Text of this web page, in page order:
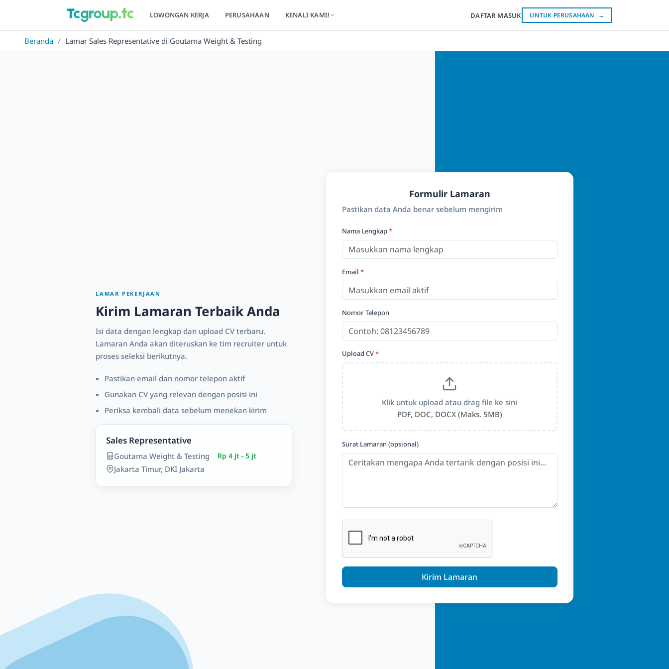
LOWONGAN KERJA PERUSAHAAN KENALI KAMI! DAFTAR MASUK UNTUK PERUSAHAAN →
Beranda / Lamar Sales Representative di Goutama Weight & Testing
LAMAR PEKERJAAN
Kirim Lamaran Terbaik Anda
Isi data dengan lengkap dan upload CV terbaru.
Lamaran Anda akan diteruskan ke tim recruiter untuk
proses seleksi berikutnya.
Pastikan email dan nomor telepon aktif
Gunakan CV yang relevan dengan posisi ini
Periksa kembali data sebelum menekan kirim
Sales Representative
Goutama Weight & Testing Rp 4 jt - 5 jt
Jakarta Timur, DKI Jakarta
Formulir Lamaran
Pastikan data Anda benar sebelum mengirim
Nama Lengkap*
Email *
Nomor Telepon
Upload CV*
Klik untuk upload atau drag file ke sini
PDF, DOC, DOCX (Maks. 5MB)
Surat Lamaran (opsional)
Kirim Lamaran